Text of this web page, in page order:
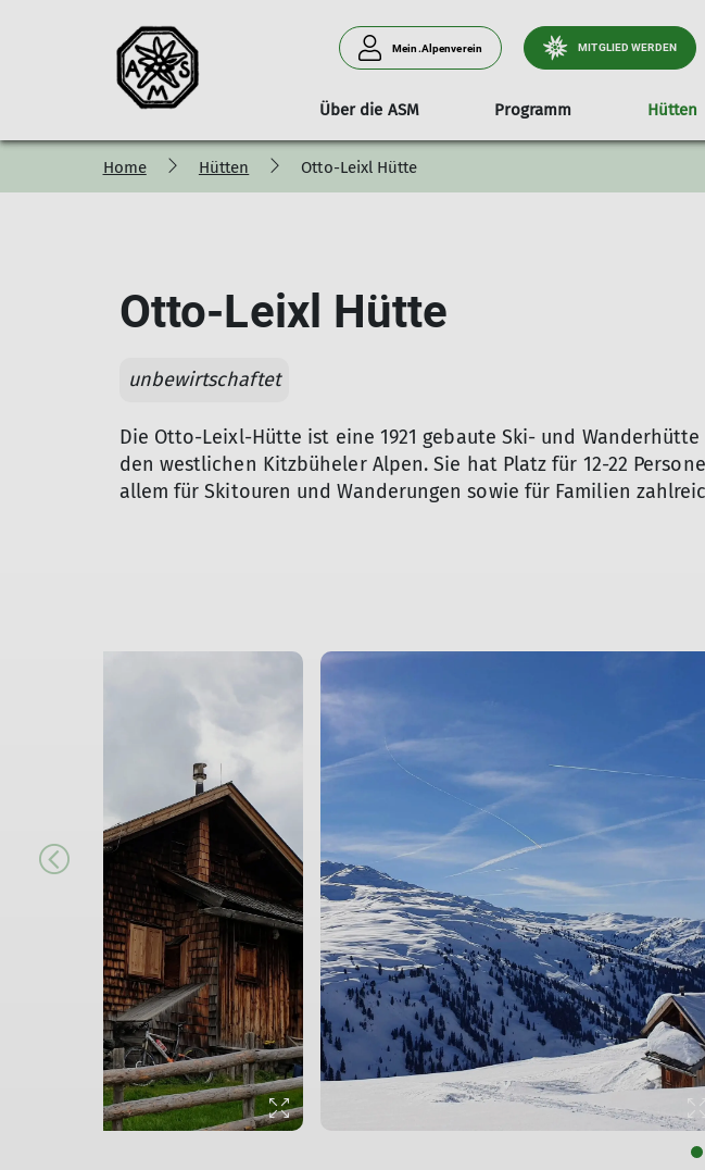
Mein.Alpenverein MITGLIED WERDEN
Über die ASM
Kontakt Selbstdarstellung
Programm Hütten
Otto-Leixl Hütte
Allgemein
Home Hütten Otto-Leixl Hütte
Otto-Leixl Hütte
unbewirtschaftet
Die Otto-Leixl-Hütte ist eine 1921 gebaute Ski- und
den westlichen Kitzbüheler Alpen. Sie hat Platz für 12-22
allem für Skitouren und Wanderungen sowie für Familien